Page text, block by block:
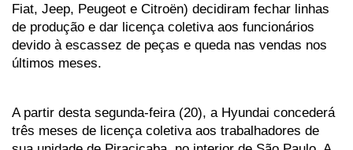
Fiat, Jeep, Peugeot e Citroën) decidiram fechar linhas
de produção e dar licença coletiva aos funcionários
devido à escassez de peças e queda nas vendas nos
últimos meses.
A partir desta segunda-feira (20), a Hyundai concederá
três meses de licença coletiva aos trabalhadores de